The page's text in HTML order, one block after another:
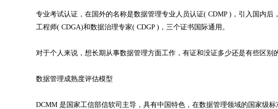
专业考试认证，在国外的名称是数据管理专业人员认证( CDMP )，引入国内
工程师( CDGA)和数据治理专家( CDGP )，三个证书国际通用。
对于个人来说，想长期从事数据管理方面工作，有证和没证多少还是有些区别
数据管理成熟度评估模型
DCMM 是国家工信部信软司主导，具有中国特色，在数据管理领域的国家级